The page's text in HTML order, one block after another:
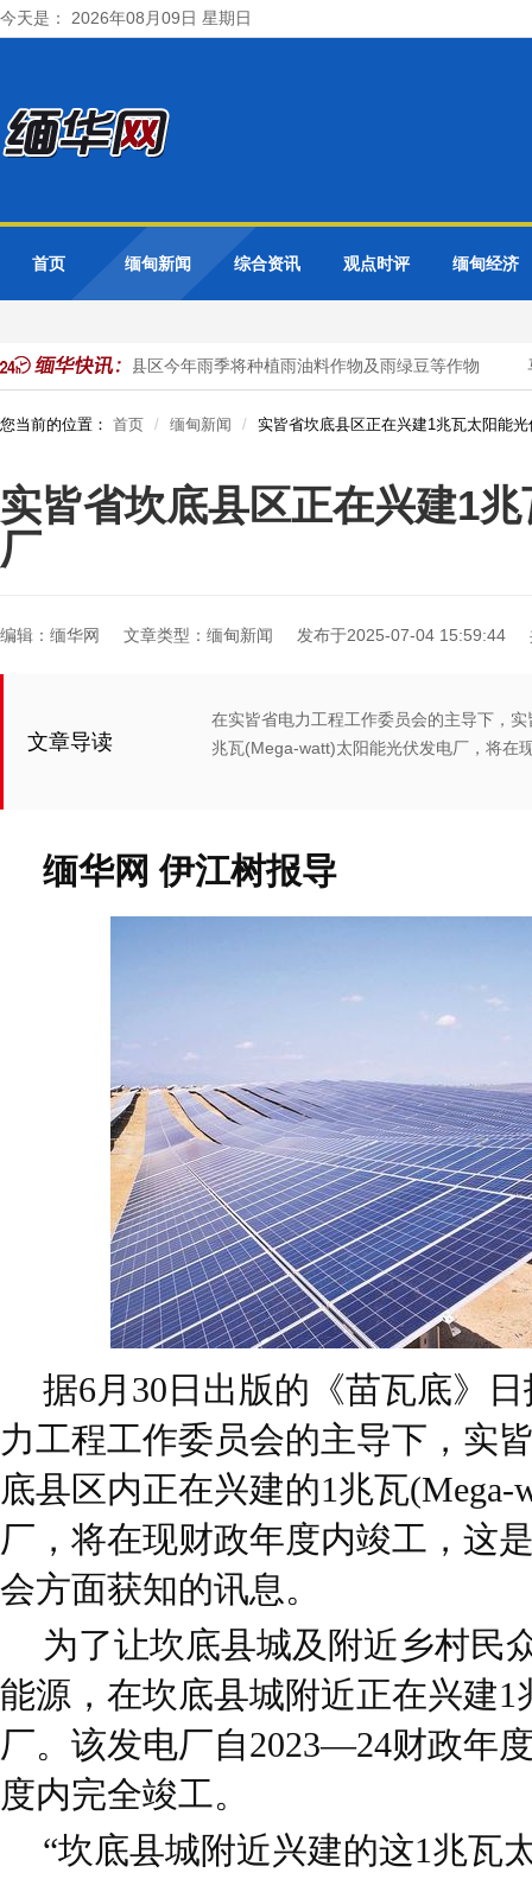
今天是： 2026年08月09日 星期日
首页 缅甸新闻 综合资讯 观点时评 缅甸经济
勃固省德宫县区今年雨季将种植雨油料作物及雨绿豆等作物
您当前的位置： 首页 缅甸新闻 实皆省坎底县区正在兴建1兆瓦太阳能
实皆省坎底县区正在兴建1
厂
编辑：缅华网 文章类型：缅甸新闻 发布于2025-07-04 15:59:44
文章导读
在实皆省电力工程工作委员会的主导下，
兆瓦(Mega-watt)太阳能光伏发电厂，将在
缅华网 伊江树报导
据6月30日出版的《苗瓦底》
力工程工作委员会的主导下，实
底县区内正在兴建的1兆瓦(Mega-
厂，将在现财政年度内竣工，这
会方面获知的讯息。
为了让坎底县城及附近乡村民
能源，在坎底县城附近正在兴建
厂。该发电厂自2023—24财政年
度内完全竣工。
“坎底县城附近兴建的这1兆瓦